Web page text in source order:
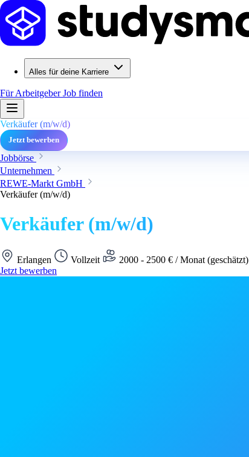
Alles für deine Karriere
Für ArbeitgeberJob finden
Verkäufer (m/w/d)
Jetzt bewerben
Jobbörse
Unternehmen
REWE-Markt GmbH
Verkäufer (m/w/d)
Verkäufer (m/w/d)
Erlangen Vollzeit 2000 - 2500 € / Monat (geschätzt)
Jetzt bewerben